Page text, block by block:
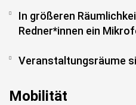
In größeren
Redner*innen ein
Veranstaltungsräume
Mobilität